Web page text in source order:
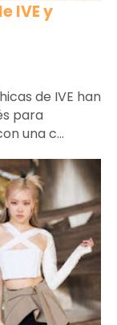
IVE y
de IVE han
para
una c...